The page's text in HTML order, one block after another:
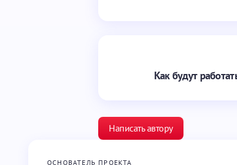
Как будут
Написать автору
ОСНОВАТЕЛЬ ПРОЕКТА